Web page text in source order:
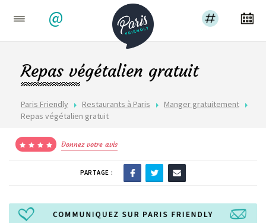
@
Paris Friendly Restaurants à Paris
Manger gratuitement
Repas végétalien gratuit
Repas végétalien gratuit
Donnez votre avis
PARTAGE :